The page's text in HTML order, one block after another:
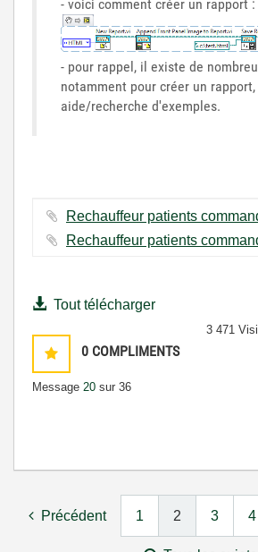
- voici comment créer un rapport :
- pour rappel, il existe de
notamment pour créer un
aide/recherche d'exemples.
Tout télécharger
0 COMPLIMENTS
Message 20 sur 36
3 471
Précédent 1 2 3 4